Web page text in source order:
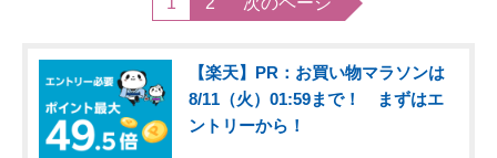
【楽天】PR：お買い物マラソンは
8/11（火）01:59まで！ まずはエ
ントリーから！